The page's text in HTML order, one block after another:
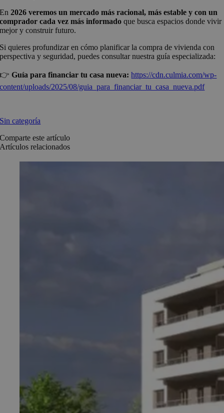
En2026 veremos un mercado más racional, más estable y con un
comprador cada vez más informado que busca espacios donde vivir
mejor y construir futuro.
Si quieres profundizar en cómo planificar la compra de vivienda con
perspectiva y seguridad, puedes consultar nuestra guía especializada:
👉Guía para financiar tu casa nueva:https://cdn.culmia.com/wp-
content/uploads/2025/08/guia_para_financiar_tu_casa_nueva.pdf
Sin categoría
Comparte este artículo
Artículos relacionados